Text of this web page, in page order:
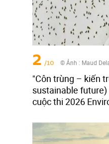
2 /10 © Ảnh : Maud
"Côn trùng – kiến
sustainable
cuộc thi 2026